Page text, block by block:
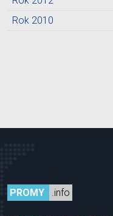
Rok 2010
PROMY .info